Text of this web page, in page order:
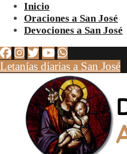
Inicio
Oraciones a San José
Devociones a San José
Letanías diarias a San José